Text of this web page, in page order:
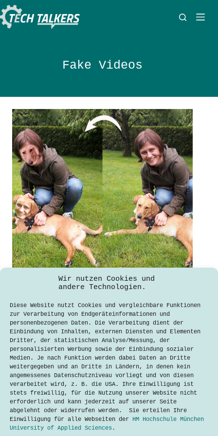
Wir nutzen Cookies und
andere Technologien.
Diese Website nutzt Cookies und vergleichbare Funktionen
zur Verarbeitung von Endgeräteinformationen und
personenbezogenen Daten. Die Verarbeitung dient der
Einbindung von Inhalten, externen Diensten und Elementen
Dritter, der statistischen Analyse/Messung, der
personalisierten Werbung sowie der Einbindung sozialer
Medien. Je nach Funktion werden dabei Daten an Dritte
weitergegeben und an Dritte in Ländern, in denen kein
angemessenes Datenschutzniveau vorliegt und von diesen
verarbeitet wird, z. B. die USA. Ihre Einwilligung ist
stets freiwillig, für die Nutzung unserer Website nicht
erforderlich und kann jederzeit auf unserer Seite
abgelehnt oder widerrufen werden. Sie erteilen Ihre
Einwilligung für alle Webseiten der HM Hochschule München
University of Applied Sciences .
Zum
Inhalt
springen
Fake Videos
tausend Lügen
Peter Gladon
19. Juni 2020
Zu Beginn waren da die lustigen Face-
Swapping-Apps mit denen jeder sein
Antlitz mit dem „Gesicht“ eines
Toasters getauscht hat. Manchmal
führte die App auch zu einem Brett
vorm Kopf, weil die Software eine
Fratze in der Holzmaserung erkannte.
Was als…
LesenDeepfakes
–